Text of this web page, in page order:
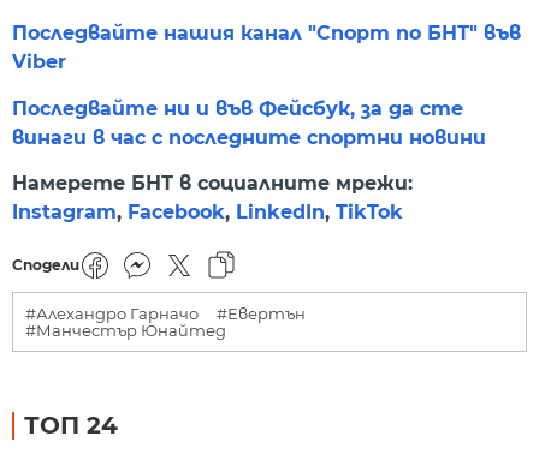
Последвайте нашия канал "Спорт по БНТ" във
Viber
Последвайте ни и във Фейсбук, за да сте
винаги в час с последните спортни новини
Намерете БНТ в социалните мрежи:
Instagram, Facebook, LinkedIn, TikTok
Сподели
#Алехандро Гарначо
#Евертън
#Манчестър Юнайтед
ТОП 24